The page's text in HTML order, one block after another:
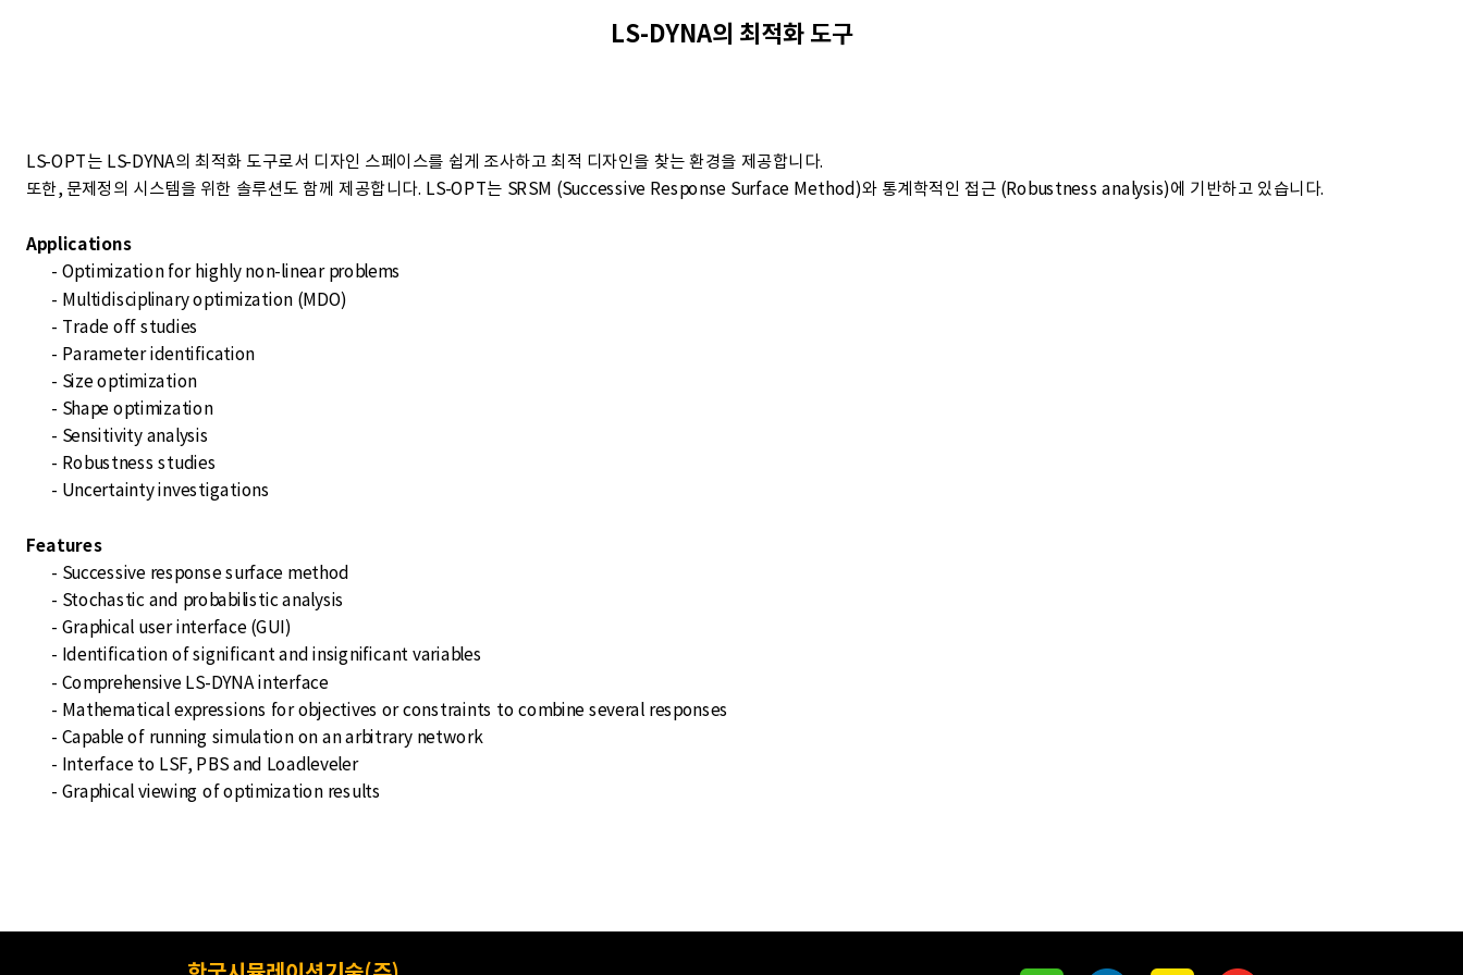
LS-DYNA의 최적화 도구
LS-OPT는 LS-DYNA의 최적화 도구로서 디자인 스페이스를 쉽게 조사하고 최적 디자인을 찾는 환경을 제공합니다.
또한, 문제정의 시스템을 위한 솔루션도 함께 제공합니다. LS-OPT는 SRSM (Successive Response Surface Method)와 통계학적인접근 (Robustness analysis)에 기반하고 있습니다.
Applications
- Optimization for highly non-linear problems
- Multidisciplinary optimization (MDO)
- Trade off studies
- Parameter identification
- Size optimization
- Shape optimization
- Sensitivity analysis
- Robustness studies
- Uncertainty investigations
Features
- Successive response surface method
- Stochastic and probabilistic analysis
- Graphical user interface (GUI)
- Identification of significant and insignificant variables
- Comprehensive LS-DYNA interface
- Mathematical expressions for objectives or constraints to combine several responses
- Capable of running simulation on an arbitrary network
- Interface to LSF, PBS and Loadleveler
- Graphical viewing of optimization results